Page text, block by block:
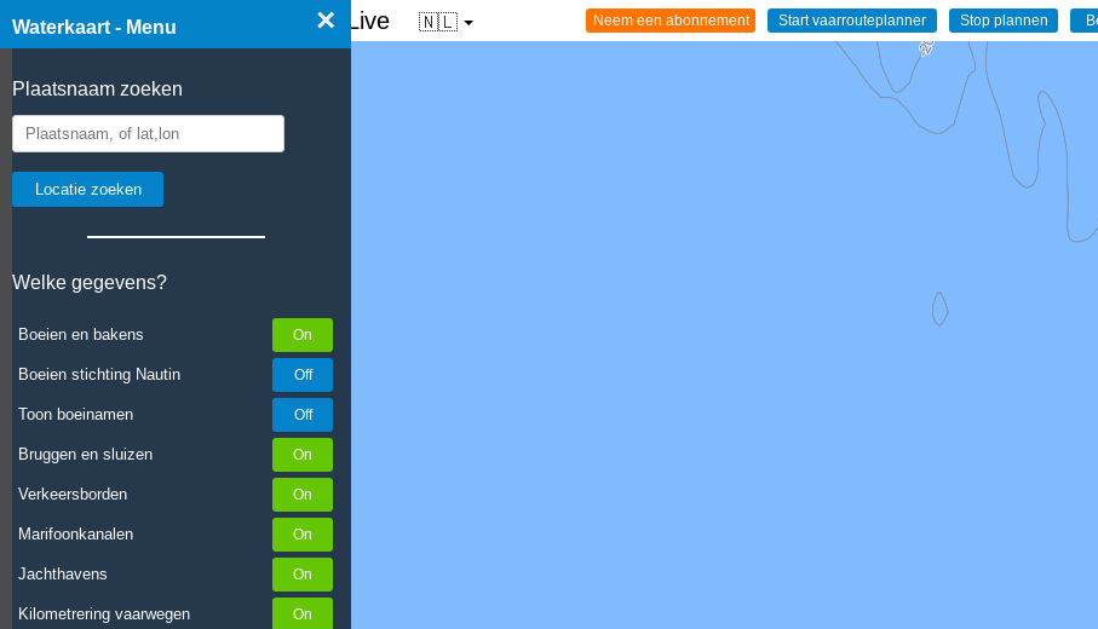
Waterkaart - Menu ×
Plaatsnaam zoeken
Welke gegevens?
Boeien en bakens
Boeien stichting Nautin
Toon boeinamen
Bruggen en sluizen
Verkeersborden
Marifoonkanalen
Jachthavens
Kilometrering vaarwegen
☰ Waterkaart van Nederland - Live 🇳🇱